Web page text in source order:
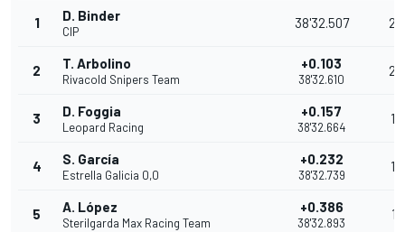
1 D. Binder
CIP
38'32.507 25
2 T. Arbolino
Rivacold Snipers Team
+0.103
38'32.610
20
3 D. Foggia
Leopard Racing
+0.157
38'32.664
16
4 S. García
Estrella Galicia 0,0
+0.232
38'32.739
13
5 A. López
Sterilgarda Max Racing Team
+0.386
38'32.893
11